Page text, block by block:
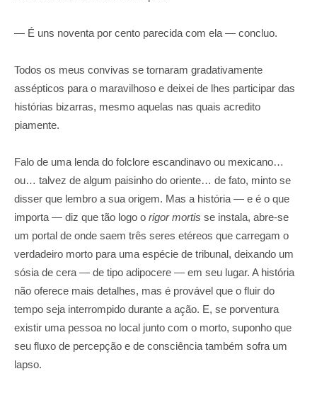
— É uns noventa por cento parecida com ela — concluo.
Todos os meus convivas se tornaram gradativamente
assépticos para o maravilhoso e deixei de lhes participar das
histórias bizarras, mesmo aquelas nas quais acredito
piamente.
Falo de uma lenda do folclore escandinavo ou mexicano…
ou… talvez de algum paisinho do oriente… de fato, minto se
disser que lembro a sua origem. Mas a história — e é o que
importa — diz que tão logo o rigor mortis se instala, abre-se
um portal de onde saem três seres etéreos que carregam o
verdadeiro morto para uma espécie de tribunal, deixando um
sósia de cera — de tipo adipocere — em seu lugar. A história
não oferece mais detalhes, mas é provável que o fluir do
tempo seja interrompido durante a ação. E, se porventura
existir uma pessoa no local junto com o morto, suponho que
seu fluxo de percepção e de consciência também sofra um
lapso.